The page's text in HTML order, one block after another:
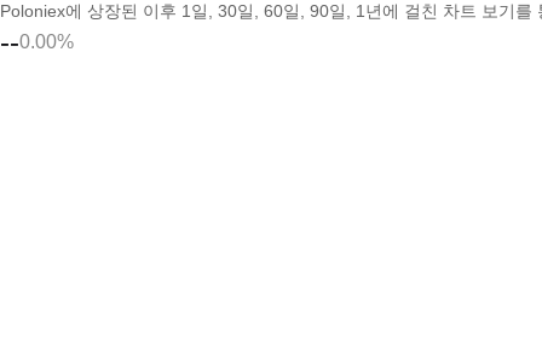
Poloniex에 상장된 이후 1일, 30일, 60일, 90일, 1년에 걸친 차트 보기
--0.00%